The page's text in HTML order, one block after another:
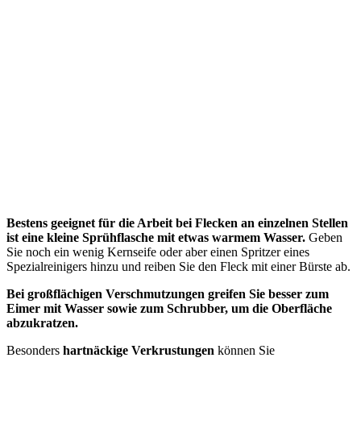
Bestens geeignet für die Arbeit bei Flecken an einzelnen Stellen
ist eine kleine Sprühflasche mit etwas warmem Wasser. Geben
Sie noch ein wenig Kernseife oder aber einen Spritzer eines
Spezialreinigers hinzu und reiben Sie den Fleck mit einer Bürste ab.
Bei großflächigen Verschmutzungen greifen Sie besser zum
Eimer mit Wasser sowie zum Schrubber, um die Oberfläche
abzukratzen.
Besonders hartnäckige Verkrustungen können Sie